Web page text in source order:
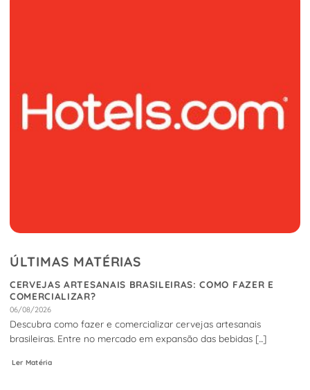
ÚLTIMAS MATÉRIAS
CERVEJAS ARTESANAIS BRASILEIRAS: COMO FAZER E
COMERCIALIZAR?
06/08/2026
Descubra como fazer e comercializar cervejas artesanais
brasileiras. Entre no mercado em expansão das bebidas [...]
Ler Matéria